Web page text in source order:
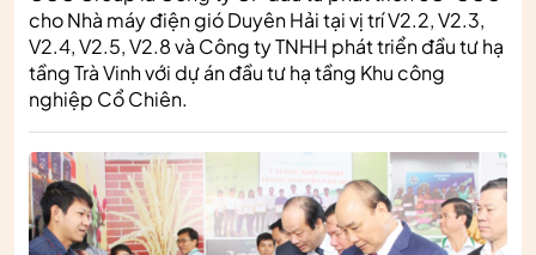
cho Nhà máy điện gió Duyên Hải tại vị trí V2.2, V2.3,
V2.4, V2.5, V2.8 và Công ty TNHH phát triển đầu tư hạ
tầng Trà Vinh với dự án đầu tư hạ tầng Khu công
nghiệp Cổ Chiên.